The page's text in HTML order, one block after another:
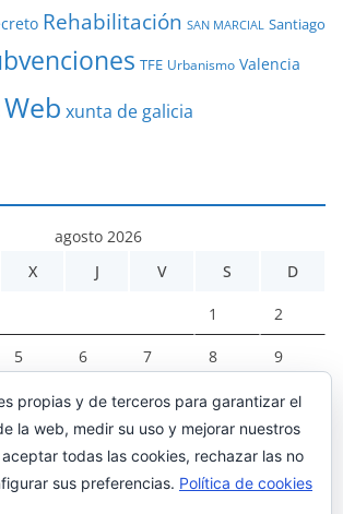
Rehabilitación SAN MARCIAL Santiago
TFE Urbanismo Valencia
Web xunta de galicia
agosto 2026
X J V S D
1 2
5 6 7 8 9
12 13 14 15 16
19 20 21 22 23
26 27 28 29 30
propias y de terceros para garantizar el
la web, medir su uso y mejorar nuestros
todas las cookies, rechazar las no
sus preferencias. Política de cookies